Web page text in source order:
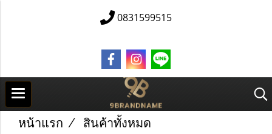
0831599515
หน้าแรก
สินค้าทั้งหมด